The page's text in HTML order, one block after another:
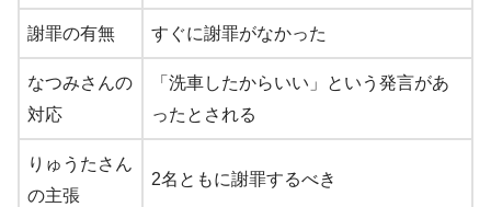
謝罪の有無 すぐに謝罪がなかった
なつみさんの
対応
「洗車したからいい」という発言があ
ったとされる
りゅうたさん
の主張
2名ともに謝罪するべき